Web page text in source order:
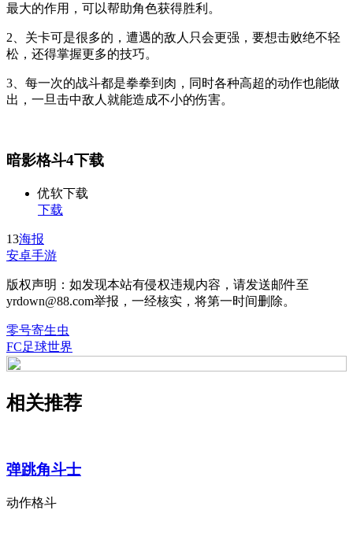
最大的作用，可以帮助角色获得胜利。
2、关卡可是很多的，遭遇的敌人只会更强，要想击败绝不轻
松，还得掌握更多的技巧。
3、每一次的战斗都是拳拳到肉，同时各种高超的动作也能做
出，一旦击中敌人就能造成不小的伤害。
暗影格斗4下载
优软下载
下载
13海报
安卓手游
版权声明：如发现本站有侵权违规内容，请发送邮件至
yrdown@88.com举报，一经核实，将第一时间删除。
零号寄生虫
FC足球世界
相关推荐
弹跳角斗士
动作格斗